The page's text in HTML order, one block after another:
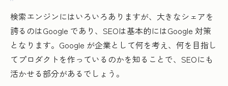
検索エンジンにはいろいろありますが、大きなシェアを
誇るのはGoogle であり、SEOは基本的にはGoogle 対策
となります。Google が企業として何を考え、何を目指し
てプロダクトを作っているのかを知ることで、SEOにも
活かせる部分があるでしょう。